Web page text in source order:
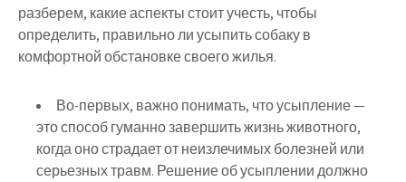
разберем, какие аспекты стоит учесть, чтобы
определить, правильно ли усыпить собаку в
комфортной обстановке своего жилья.
Во-первых, важно понимать, что усыпление —
это способ гуманно завершить жизнь животного,
когда оно страдает от неизлечимых болезней или
серьезных травм. Решение об усыплении должно